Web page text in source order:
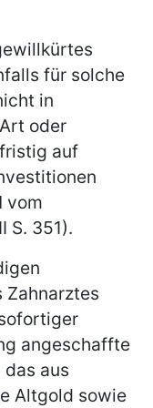
für solche
in
oder
auf
vom
S. 351).
Zahnarztes
angeschaffte
aus
Altgold sowie